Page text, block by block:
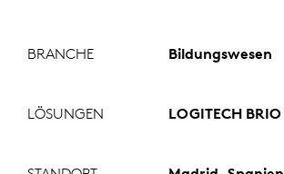
BRANCHE Bildungswesen
LÖSUNGEN LOGITECH BRIO